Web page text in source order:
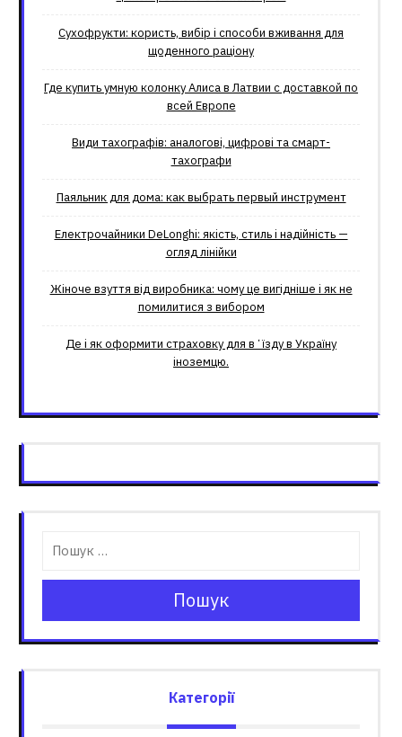
Сухофрукти: користь, вибір і способи вживання для
щоденного раціону
Где купить умную колонку Алиса в Латвии с доставкой по
всей Европе
Види тахографів: аналогові, цифрові та смарт-
тахографи
Паяльник для дома: как выбрать первый инструмент
Електрочайники DeLonghi: якість, стиль і надійність —
огляд лінійки
Жіноче взуття від виробника: чому це вигідніше і як не
помилитися з вибором
Де і як оформити страховку для вʼїзду в Україну
іноземцю.
Пошук
Категорії